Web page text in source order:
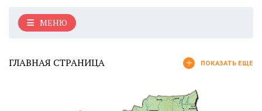
МЕНЮ
ГЛАВНАЯ СТРАНИЦА ПОКАЗАТЬ ЕЩЕ